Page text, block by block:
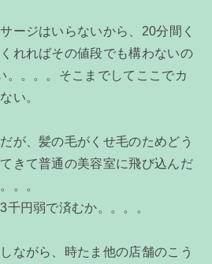
ージはいらないから、20分間く
れればその値段でも構わないの
。。。。そこまでしてここでカ
い。
が、髪の毛がくせ毛のためどう
きて普通の美容室に飛び込んだ
。。
円弱で済むか。。。。
ながら、時たま他の店舗のこう